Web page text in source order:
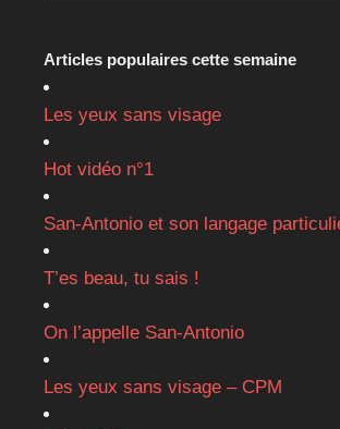
Articles populaires cette semaine
Les yeux sans visage
Hot vidéo n°1
San-Antonio et son langage
T’es beau, tu sais !
On l’appelle San-Antonio
Les yeux sans visage – CPM